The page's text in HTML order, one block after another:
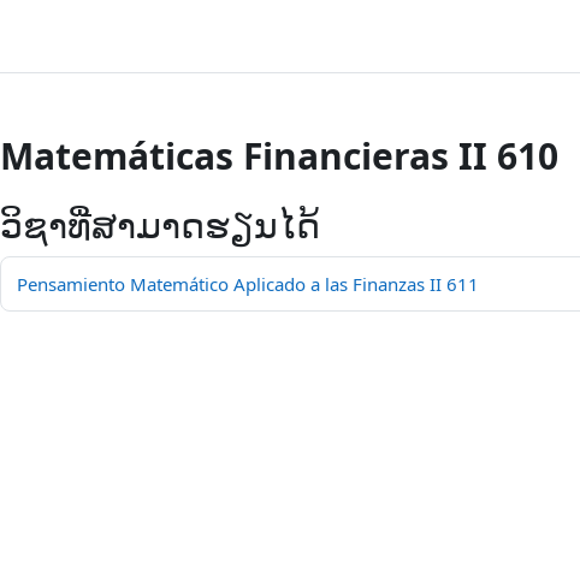
Matemáticas Financieras II 610
ວິຊາທີ່ສາມາດຮຽນໄດ້
Pensamiento Matemático Aplicado a las Finanzas II 611